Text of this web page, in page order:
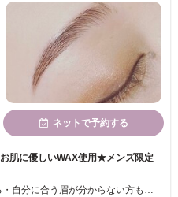
ネットで予約する
肌に優しいWAX使用★メンズ限定
《表参道徒歩3分》左右差が気になる・自分に合う眉が分からない方も、ベテランスタッフがあなたの自眉の状態と骨格・雰囲気から理想の眉をデザイン☆オンライン・マスクにも映えて、朝のメイクも簡単に！最先端技術のラッシュリフトや眉毛パーマ、眉毛エクステも導入！アイゾーン全体のデザインならcrestにお任せください◎まずはお気軽にご相談ください♪《Instagram @crestgroup2020》